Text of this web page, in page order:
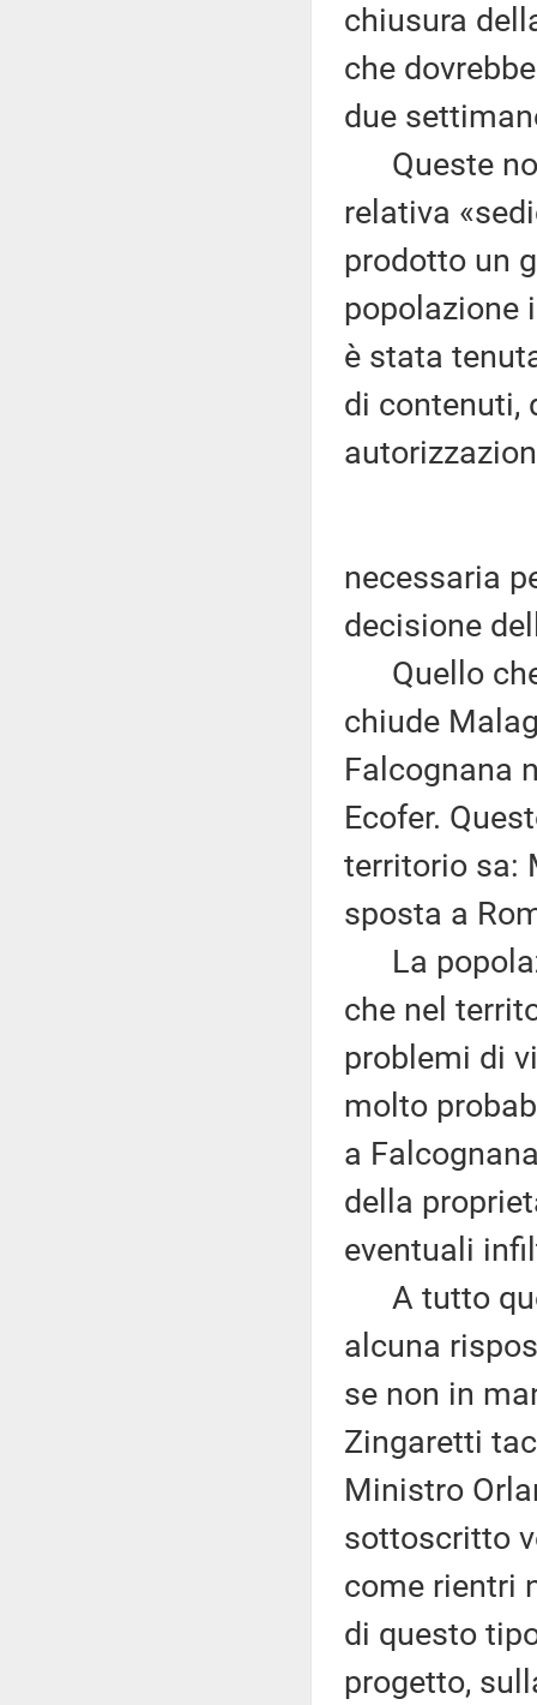
chiusura
che
due
Queste
relativa
prodotto un
popolazione
è stata
di contenuti,
necessaria
decisione
Quello che
chiude
Falcognana
Ecofer.
territorio sa:
sposta a
La
che nel
problemi di
molto
a
della
eventuali
A tutto
alcuna
se non in
Zingaretti
Ministro
sottoscritto
come rientri
di questo
progetto,